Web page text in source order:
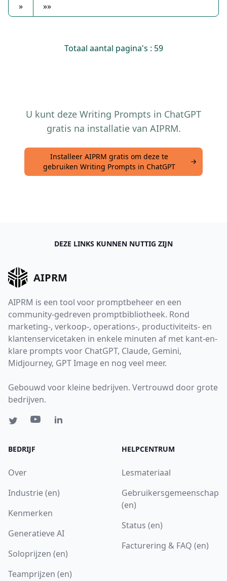
»
»»
Totaal aantal pagina's : 59
U kunt deze Writing Prompts in ChatGPT
gratis na installatie van AIPRM.
Installeer AIPRM gratis om deze te
gebruiken Writing Prompts in ChatGPT
DEZE LINKS KUNNEN NUTTIG ZIJN
AIPRM
AIPRM is een tool voor promptbeheer en een
community-gedreven promptbibliotheek. Rond
marketing-, verkoop-, operations-, productiviteits- en
klantenservicetaken in enkele minuten af met kant-en-
klare prompts voor ChatGPT, Claude, Gemini,
Midjourney, GPT Image en nog veel meer.
Gebouwd voor kleine bedrijven. Vertrouwd door grote
bedrijven.
BEDRIJF
Over
Industrie (en)
Kenmerken
Generatieve AI
Soloprijzen (en)
Teamprijzen (en)
HELPCENTRUM
Lesmateriaal
Gebruikersgemeenschap
(en)
Status (en)
Facturering & FAQ (en)